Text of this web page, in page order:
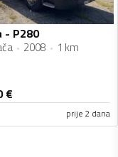
- P280
2008 1 km
€
prije 2 dana